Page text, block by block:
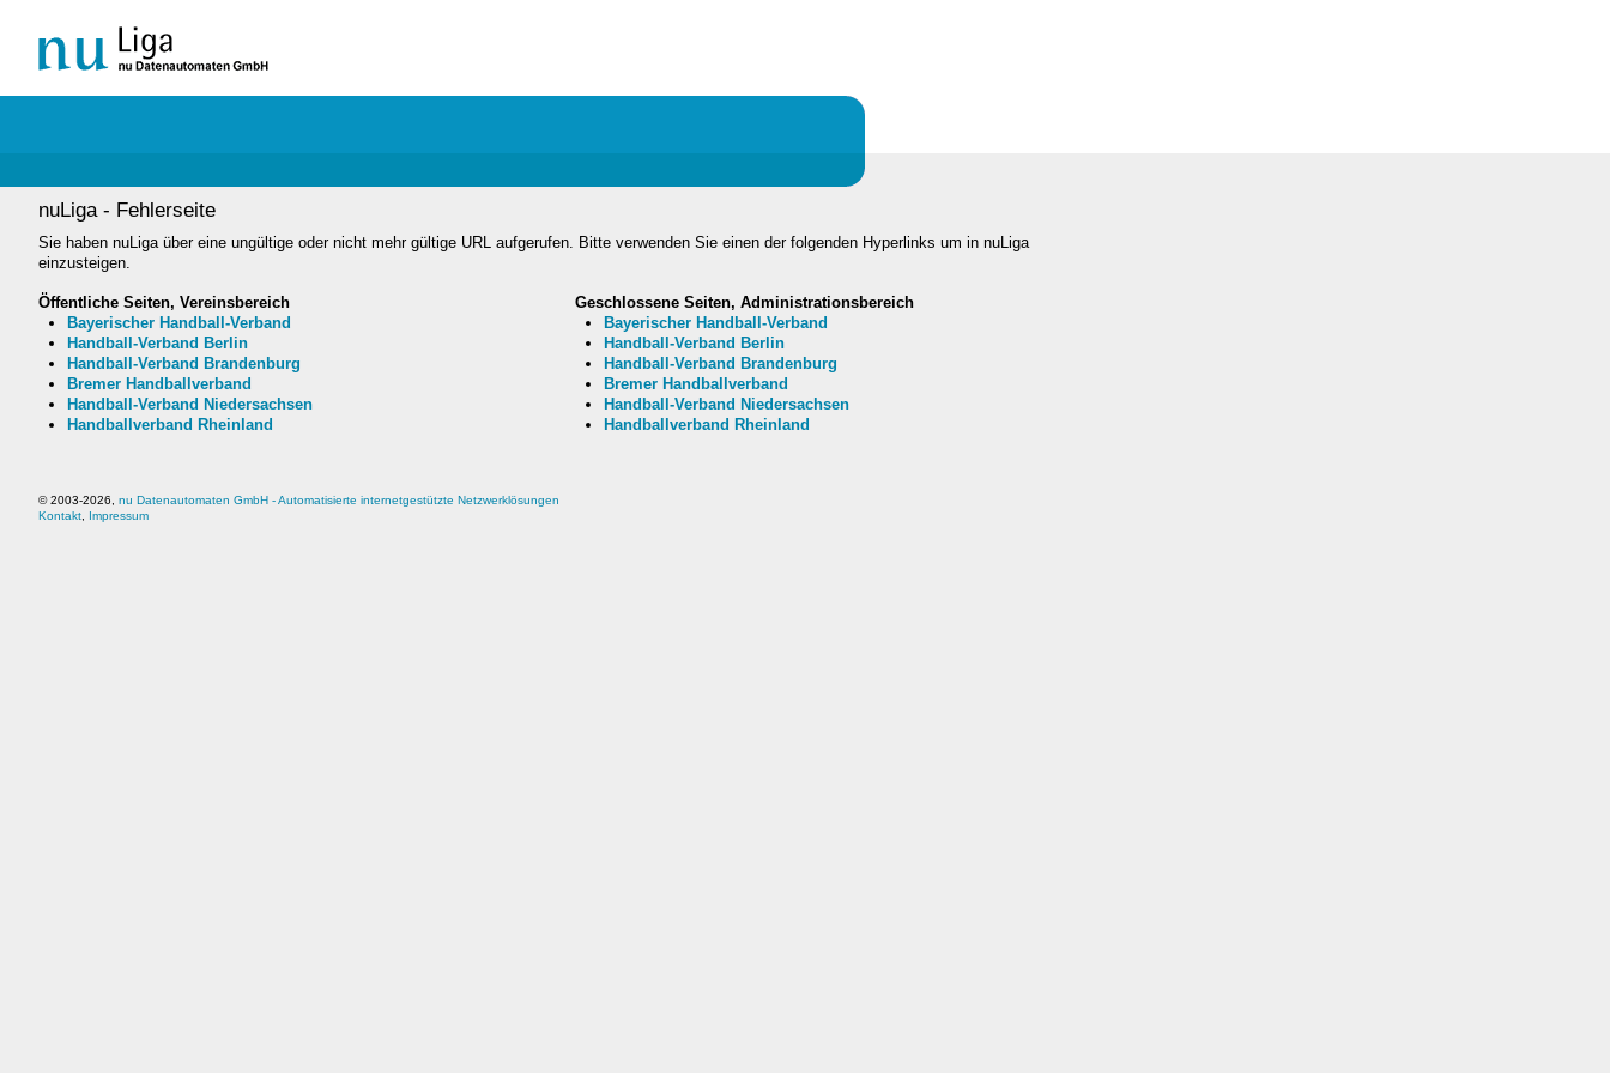
nuLiga - Fehlerseite
Sie haben nuLiga über eine ungültige oder nicht mehr gültige URL aufgerufen. Bitte verwenden Sie einen der folgenden Hyperlinks um in nuLiga
einzusteigen.
Öffentliche Seiten, Vereinsbereich
Bayerischer Handball-Verband
Handball-Verband Berlin
Handball-Verband Brandenburg
Bremer Handballverband
Handball-Verband Niedersachsen
Handballverband Rheinland
Geschlossene Seiten, Administrationsbereich
Bayerischer Handball-Verband
Handball-Verband Berlin
Handball-Verband Brandenburg
Bremer Handballverband
Handball-Verband Niedersachsen
Handballverband Rheinland
© 2003-2026, nu Datenautomaten GmbH - Automatisierte internetgestützte Netzwerklösungen
Kontakt
Impressum